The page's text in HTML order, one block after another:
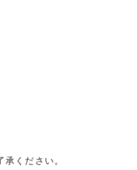
ください。